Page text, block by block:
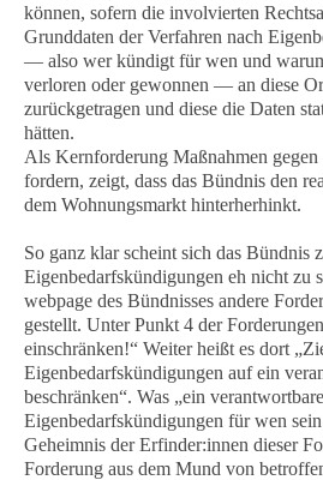
können, sofern die involvierten
Grunddaten der Verfahren nach
— also wer kündigt für wen und
verloren oder gewonnen — an diese
zurückgetragen und diese die Daten
hätten.
Als Kernforderung Maßnahmen
fordern, zeigt, dass das Bündnis den
dem Wohnungsmarkt hinterherhinkt.
So ganz klar scheint sich das Bündnis
Eigenbedarfskündigungen eh nicht zu
webpage des Bündnisses andere
gestellt. Unter Punkt 4 der
einschränken!“ Weiter heißt es dort
Eigenbedarfskündigungen auf ein
beschränken“. Was „ein
Eigenbedarfskündigungen für wen
Geheimnis der Erfinder:innen dieser
Forderung aus dem Mund von